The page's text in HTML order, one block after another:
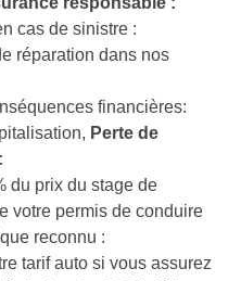
cas de sinistre :
réparation dans nos
financières:
Perte de
du prix du stage de
votre permis de conduire
reconnu :
tarif auto si vous assurez